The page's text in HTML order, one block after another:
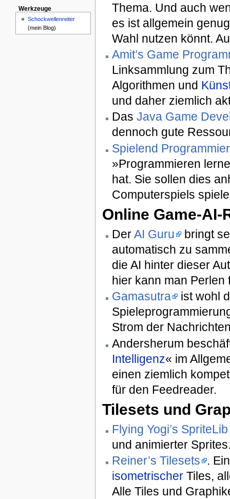
Thema. Und auch
es ist allgemein
Wahl nutzen könnt.
Amit’s Game
Linksammlung zum
Algorithmen und
und daher ziemlich
Das Java Game
dennoch gute
Spielend
»Programmieren
hat. Sie sollen dies
Computerspiels
Online Game-AI-
DerAI Guru bringt
automatisch zu
die AI hinter dieser
hier kann man Perlen
Gamasutra ist wohl
Strom der
Andersherum
Intelligenz« im
einen ziemlich
für den Feedreader.
Tilesets und
Flying Yogi’s
und animierter
Reiner’s Tilesets .
isometrischerTiles,
Alle Tiles und
Werkzeuge
Schockwellenreiter
(mein Blog)